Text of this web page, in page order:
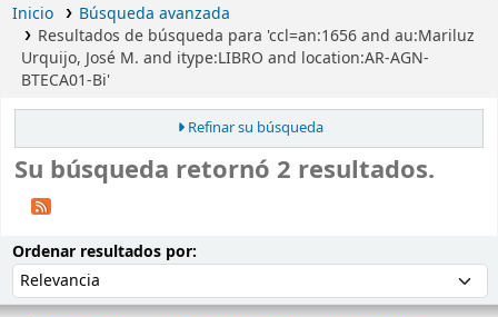
Inicio
Búsqueda avanzada
Resultados de búsqueda para 'ccl=an:1656 and au:Mariluz
Urquijo, José M. and itype:LIBRO and location:AR-AGN-
BTECA01-Bi'
Refinar su búsqueda
Su búsqueda retornó 2 resultados.
Ordenar resultados por: